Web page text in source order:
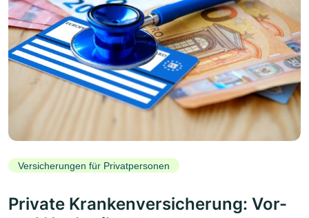
Versicherungen für Privatpersonen
Private Krankenversicherung: Vor-